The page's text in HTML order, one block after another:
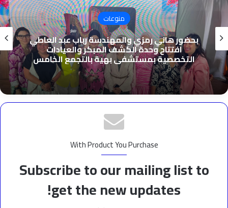
منوعات
بحضور هاني رمزي والمهندسة رباب عبد العاطي
افتتاح وحدة الكشف المبكر والعيادات
التخصصية بمستشفى بهية بالتجمع الخامس
With Product You Purchase
Subscribe to our mailing list to
get the new updates!